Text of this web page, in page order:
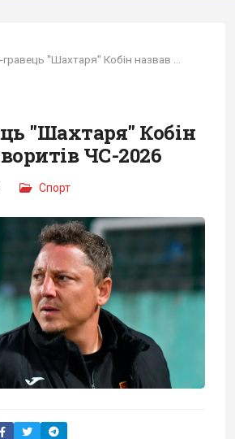
"Шахтаря" Кобін
ЧС-2026
Спорт